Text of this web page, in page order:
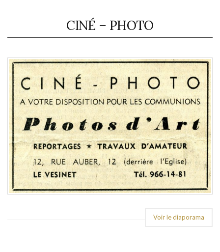
CINÉ – PHOTO
Voir le diaporama